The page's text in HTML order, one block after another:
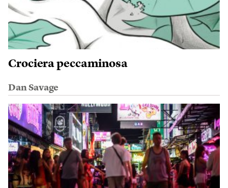
Crociera peccaminosa
Dan Savage